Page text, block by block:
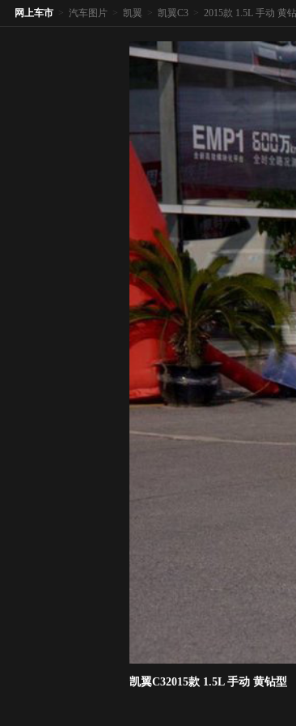
网上车市 > 汽车图片 > 凯翼 > 凯翼C3 > 2015款 1.5L 手动 黄
凯翼C32015款 1.5L 手动 黄钻型